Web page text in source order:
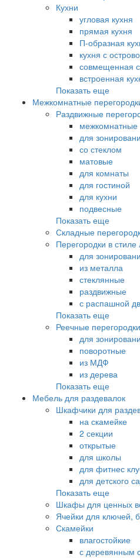
Кухни
угловая кухня
прямая кухня
П-образная
кухня с
совмещенная с
встроенная
Показать еще
Межкомнатные
Раздвижные
межкомнатные
для
со стеклом
матовые
для комнаты
для гостиной
для кухни
подвесные
Показать еще
Складные
Перегородки в
для
из металла
стеклянные
раздвижные
с распашной
Показать еще
Реечные перегородки
для
поворотные
из МДФ
из дерева
Показать еще
Мебель для раздевалок
Шкафчики для
на скамейке
2 секции
открытые
для школы
для фитнес
для детского
Показать еще
Шкафы для ценных
Ячейки для ключей,
Скамейки
влагостойкие
с деревянным